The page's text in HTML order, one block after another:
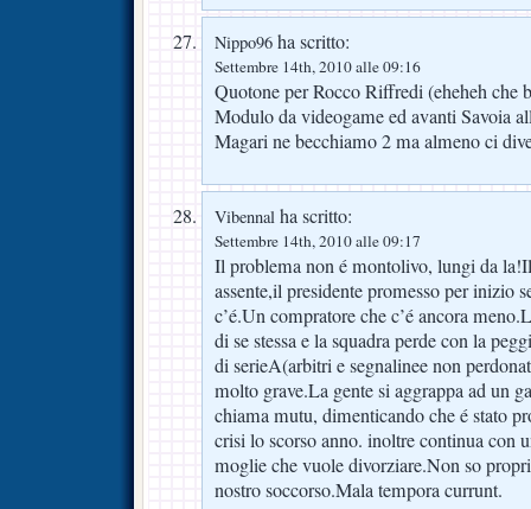
Nippo96 ha scritto:
Settembre 14th, 2010 alle 09:16
Quotone per Rocco Riffredi (eheheh che
Modulo da videogame ed avanti Savoia
Magari ne becchiamo 2 ma almeno ci
Vibennal ha scritto:
Settembre 14th, 2010 alle 09:17
Il problema non é montolivo, lungi da
assente,il presidente promesso per inizio
c’é.Un compratore che c’é ancora
di se stessa e la squadra perde con la
di serieA(arbitri e segnalinee non
molto grave.La gente si aggrappa ad un
chiama mutu, dimenticando che é stato
crisi lo scorso anno. inoltre continua con
moglie che vuole divorziare.Non so
nostro soccorso.Mala tempora currunt.